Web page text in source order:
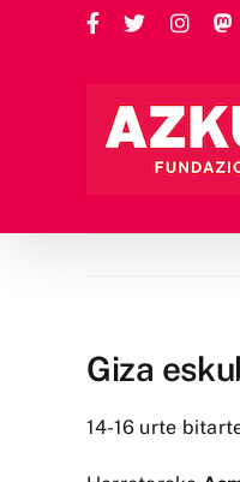
Facebook
Twitter
Giza
14-16 urte